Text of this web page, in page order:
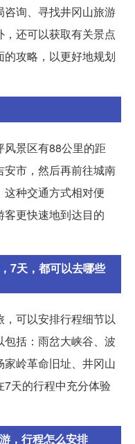
询、寻找井冈山旅游
还可以获取有关景点
攻略，以更好地规划
景区有88公里的距
市，然后再前往城南
种交通方式相对便
更快速地到达目的
7天，都可以去哪些
可以安排行程细节以
括：雨岔大峡谷、波
岭革命旧址、井冈山
天的行程中充分体验
，行程怎么安排